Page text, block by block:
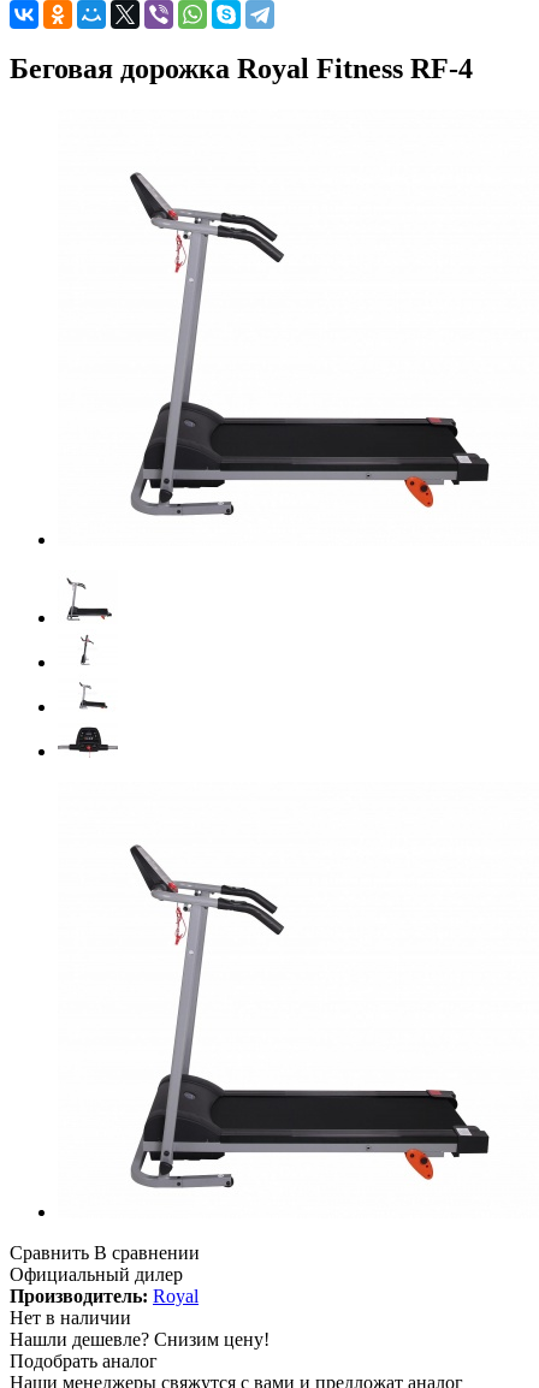
Беговая дорожка Royal Fitness RF-4
Сравнить В сравнении
Официальный дилер
Производитель: Royal
Нет в наличии
Нашли дешевле? Снизим цену!
Подобрать аналог
Наши менеджеры свяжутся с вами и предложат аналог